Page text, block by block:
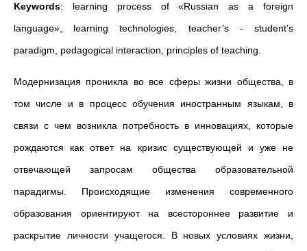
Keywords: learning process of «Russian as a foreign
language», learning technologies, teacher’s - student’s
paradigm, pedagogical interaction, principles of teaching.
Модернизация проникла во все сферы жизни общества, в
том числе и в процесс обучения иностранным языкам, в
связи с чем возникла потребность в инновациях, которые
рождаются как ответ на кризис существующей и уже не
отвечающей запросам общества образовательной
парадигмы. Происходящие изменения современного
образования ориентируют на всестороннее развитие и
раскрытие личности учащегося. В новых условиях жизни,